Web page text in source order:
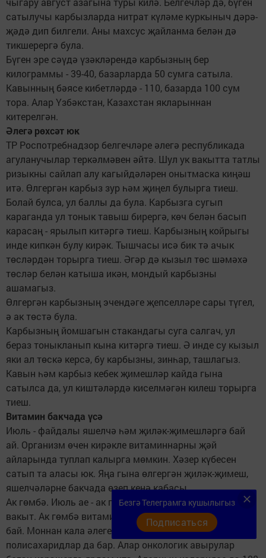
сатылучы карбызларда нитрат күләме куркыныч дәрә­
җәдә дип билгели. Аны махсус җайланма белән дә
тикшерергә була.
Бүген эре сәүдә үзәкләрендә карбызның бер
килограммы - 39-40, базарларда 50 сумга сатыла.
Кавынның бәясе кибетләрдә - 110, базарда 100 сум
тора. Алар Үзбәкстан, Казахстан якларыннан
китерелгән.
Әлегә рөхсәт юк
ТР Роспотребнадзор белгеч­ләре әлегә республикада
агуланучылар теркәлмәвен әйтә. Шул ук вакытта татлы
ризыкны сайлап алу кагыйдәләрен онытмаска киңәш
итә. Өлгергән карбыз зур һәм җиңел булырга тиеш.
Болай булса, ул баллы да була. Карбызга сугып
караганда ул тонык тавыш бирергә, көч белән басып
карасаң - ярылып китәргә тиеш. Кар­бызның койрыгы
инде кипкән булу кирәк. Тышчасы исә бик тә ачык
төсләрдән торырга тиеш. Әгәр дә кызыл төс шәмәхә
төсләр белән катыша икән, мондый карбызны
ашамагыз.
Өлгергән кар­бызның эчендәге җеп­селләре сары түгел,
ә ак төстә була.
Карбызның йомшагын стакандагы суга салгач, ул
бераз тонык­ланып кына китәргә тиеш. Ә инде су кызыл
яки ал төскә керсә, бу карбызны, зинһар, ташлагыз.
Кавын һәм карбыз кебек җимешләр кайда гына
сатылса да, ул киштәләрдә киселмәгән килеш торырга
тиеш.
Витамин бакчада үсә
Июль - файдалы яшелчә һәм җиләк-җимешләргә бай
ай. Организм өчен кирәкле витаминнарны җәй
айларында туплап калырга мөмкин. Хәзер күбесен
сатып та аласы юк. Яңа гына өлгергән җиләк-җимеш,
яшелчәләрне бакчада өзеп кенә кабасы.
Ак гөмбә. Июль ае - ак гөмбә җыю өчен менә дигән
вакыт. Ак гөмбә витаминнарга, аскорбин кислотасына
бай. Моннан кала әлеге гөмбәдә күкерт һәм
полисахаридлар да бар. Алар онкологик авырулар
Безгә Телеграмга кушылыгыз
Подписаться